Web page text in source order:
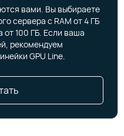
вами. Вы выбираете
сервера с RAM от 4 ГБ
от 100 ГБ. Если ваша
рекомендуем
GPU Line.